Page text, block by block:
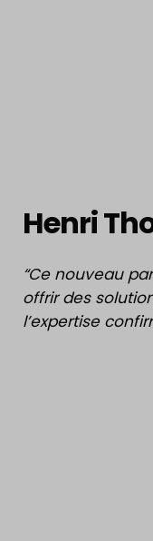
Henri
“Ce nouveau
offrir des
l’expertise